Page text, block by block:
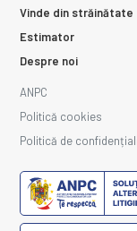
Vinde din străinătate
Estimator
Despre noi
ANPC
Politică cookies
Politică de